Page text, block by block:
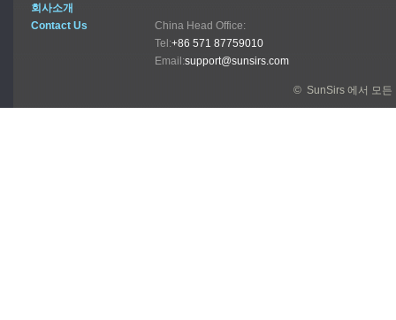
회사소개
Contact Us
China Head Office:
Tel:+86 571 87759010
Email:support@sunsirs.com
© SunSirs 에서 모